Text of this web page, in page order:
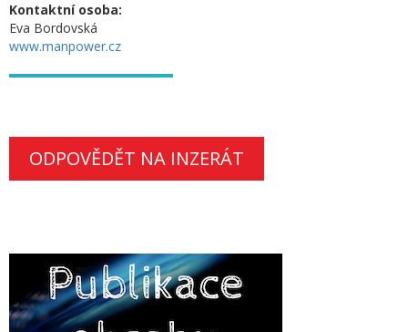
Kontaktní osoba:
Eva Bordovská
www.manpower.cz
ODPOVĚDĚT NA INZERÁT